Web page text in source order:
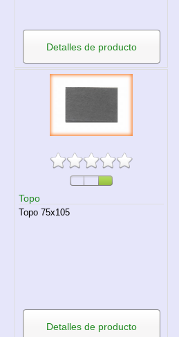
Detalles de producto
Topo
Topo 75x105
Detalles de producto